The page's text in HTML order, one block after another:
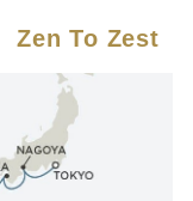
Zen To Zest